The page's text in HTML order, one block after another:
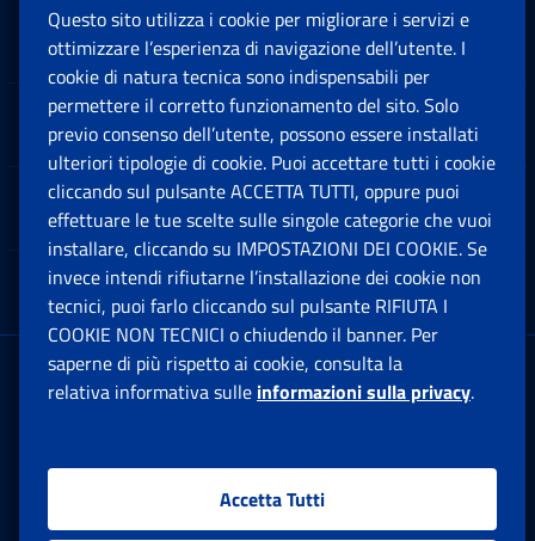
Sedi e Contatti
Software
Note Legali
App mobile
Sede Legale : Via Ciro il Grande, 21
00144 Roma
Questo sito utilizza i cookie per migliorare i servizi e
ottimizzare l’esperienza di navigazione dell’utente. I
cookie di natura tecnica sono indispensabili per
permettere il corretto funzionamento del sito. Solo
previo consenso dell’utente, possono essere installati
ulteriori tipologie di cookie. Puoi accettare tutti i cookie
cliccando sul pulsante ACCETTA TUTTI, oppure puoi
effettuare le tue scelte sulle singole categorie che vuoi
installare, cliccando su IMPOSTAZIONI DEI COOKIE. Se
invece intendi rifiutarne l’installazione dei cookie non
tecnici, puoi farlo cliccando sul pulsante RIFIUTA I
COOKIE NON TECNICI o chiudendo il banner. Per
saperne di più rispetto ai cookie, consulta la
relativa informativa sulle informazioni sulla privacy.
Accetta Tutti